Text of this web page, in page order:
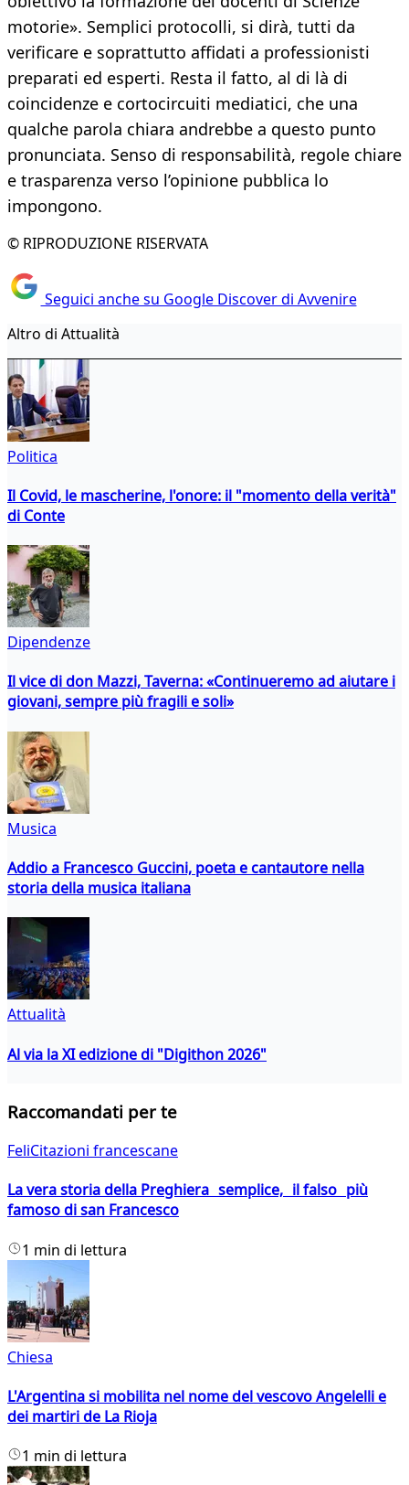
motorie». Semplici protocolli, si dirà, tutti da
verificare e soprattutto affidati a professionisti
preparati ed esperti. Resta il fatto, al di là di
coincidenze e cortocircuiti mediatici, che una
qualche parola chiara andrebbe a questo punto
pronunciata. Senso di responsabilità, regole chiare
e trasparenza verso l’opinione pubblica lo
impongono.
© RIPRODUZIONE RISERVATA
Seguici anche su Google Discover di Avvenire
Altro di Attualità
Politica
Il Covid, le mascherine, l'onore: il "momento della verità"
di Conte
Dipendenze
Il vice di don Mazzi, Taverna: «Continueremo ad aiutare i
giovani, sempre più fragili e soli»
Musica
Addio a Francesco Guccini, poeta e cantautore nella
storia della musica italiana
Attualità
Al via la XI edizione di "Digithon 2026"
Raccomandati per te
FeliCitazioni francescane
La vera storia della Preghiera semplice, il falso più
famoso di san Francesco
1 min di lettura
Chiesa
L'Argentina si mobilita nel nome del vescovo Angelelli e
dei martiri de La Rioja
1 min di lettura